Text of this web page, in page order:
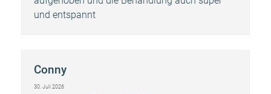
und entspannt
Conny
30. Juli 2026